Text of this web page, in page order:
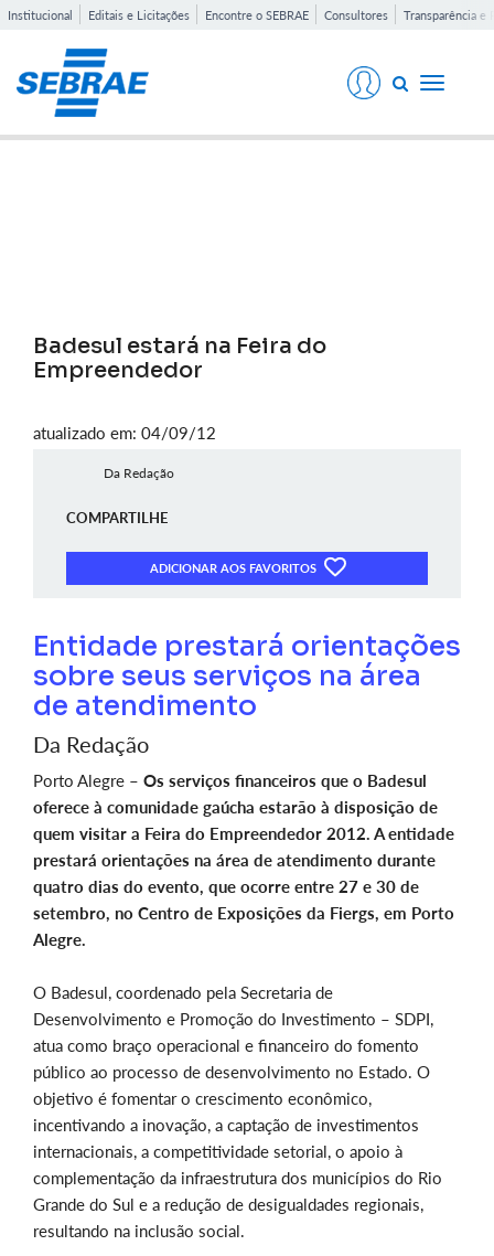
Institucional Editais e Licitações Encontre o SEBRAE Consultores Transparência e
Toggle
Badesul estará na Feira do
Empreendedor
atualizado em: 04/09/12
Da Redação
COMPARTILHE
ADICIONAR AOS FAVORITOS
Entidade prestará orientações
sobre seus serviços na área
de atendimento
Da Redação
Porto Alegre – Os serviços financeiros que o Badesul
oferece à comunidade gaúcha estarão à disposição de
quem visitar a Feira do Empreendedor 2012. A entidade
prestará orientações na área de atendimento durante
quatro dias do evento, que ocorre entre 27 e 30 de
setembro, no Centro de Exposições da Fiergs, em Porto
Alegre.
O Badesul, coordenado pela Secretaria de
Desenvolvimento e Promoção do Investimento – SDPI,
atua como braço operacional e financeiro do fomento
público ao processo de desenvolvimento no Estado. O
objetivo é fomentar o crescimento econômico,
incentivando a inovação, a captação de investimentos
internacionais, a competitividade setorial, o apoio à
complementação da infraestrutura dos municípios do Rio
Grande do Sul e a redução de desigualdades regionais,
resultando na inclusão social.